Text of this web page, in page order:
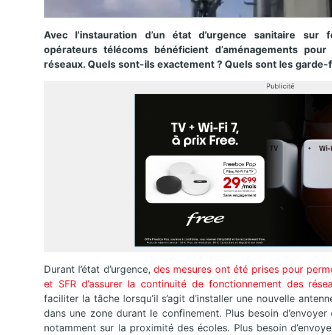
Avec l’instauration d’un état d’urgence sanitaire sur
opérateurs télécoms bénéficient d’aménagements
réseaux. Quels sont-ils exactement ? Quels sont les
Publicité
Durant l’état d’urgence,des mesures ont été prises pour
et SFR d’assurer la continuité de fonctionnement des
faciliter la tâche lorsqu’il s’agit d’installer une nouvelle
dans une zone durant le confinement. Plus besoin d’envoyer
notamment sur la proximité des écoles. Plus besoin